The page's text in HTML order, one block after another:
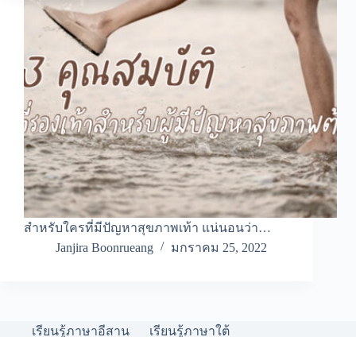
สำหรับใครที่มีปัญหาสุขภาพเท้า แน่นอนว่า…
Janjira Boonrueang
มกราคม 25, 2022
เรียนรู้ภาษาอีสาน เรียนรู้ภาษาใต้